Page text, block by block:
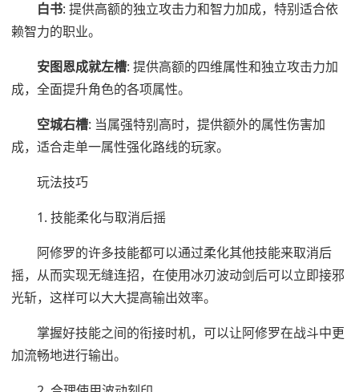
白书: 提供高额的独立攻击力和智力加成，特别适合依
赖智力的职业。
安图恩成就左槽: 提供高额的四维属性和独立攻击力加
成，全面提升角色的各项属性。
空城右槽: 当属强特别高时，提供额外的属性伤害加
成，适合走单一属性强化路线的玩家。
玩法技巧
1. 技能柔化与取消后摇
阿修罗的许多技能都可以通过柔化其他技能来取消后
摇，从而实现无缝连招，在使用冰刃波动剑后可以立即接邪
光斩，这样可以大大提高输出效率。
掌握好技能之间的衔接时机，可以让阿修罗在战斗中更
加流畅地进行输出。